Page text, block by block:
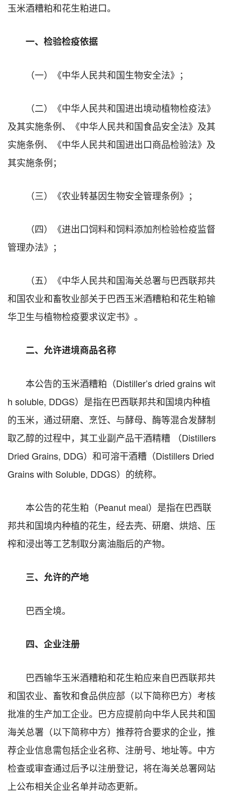
玉米酒糟粕和花生粕进口。
一、检验检疫依据
（一）《中华人民共和国生物安全法》；
（二）《中华人民共和国进出境动植物检疫法》
及其实施条例、《中华人民共和国食品安全法》及其
实施条例、《中华人民共和国进出口商品检验法》及
其实施条例；
（三）《农业转基因生物安全管理条例》；
（四）《进出口饲料和饲料添加剂检验检疫监督
管理办法》；
（五）《中华人民共和国海关总署与巴西联邦共
和国农业和畜牧业部关于巴西玉米酒糟粕和花生粕输
华卫生与植物检疫要求议定书》。
二、允许进境商品名称
本公告的玉米酒糟粕（Distiller’s dried grains wit
h soluble, DDGS）是指在巴西联邦共和国境内种植
的玉米，通过研磨、烹饪、与酵母、酶等混合发酵制
取乙醇的过程中，其工业副产品干酒精糟 （Distillers
Dried Grains, DDG）和可溶干酒糟（Distillers Dried
Grains with Soluble, DDGS）的统称。
本公告的花生粕（Peanut meal）是指在巴西联
邦共和国境内种植的花生，经去壳、研磨、烘焙、压
榨和浸出等工艺制取分离油脂后的产物。
三、允许的产地
巴西全境。
四、企业注册
巴西输华玉米酒糟粕和花生粕应来自巴西联邦共
和国农业、畜牧和食品供应部（以下简称巴方）考核
批准的生产加工企业。巴方应提前向中华人民共和国
海关总署（以下简称中方）推荐符合要求的企业，推
荐企业信息需包括企业名称、注册号、地址等。中方
检查或审查通过后予以注册登记，将在海关总署网站
上公布相关企业名单并动态更新。